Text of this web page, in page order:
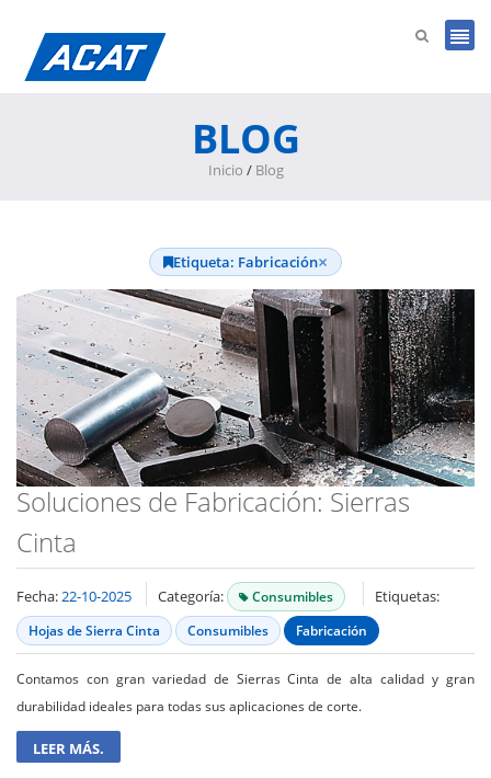
BLOG
Inicio / Blog
Etiqueta: Fabricación×
Soluciones de Fabricación: Sierras
Cinta
Fecha:22-10-2025 Categoría: Consumibles Etiquetas:
Hojas de Sierra Cinta Consumibles Fabricación
Contamos con gran variedad de Sierras Cinta de alta calidad y gran
durabilidad ideales para todas sus aplicaciones de corte.
LEER MÁS.